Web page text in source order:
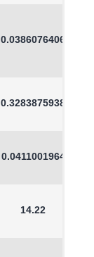
0.0386076406
0.3283875938
0.0411001964
14.22